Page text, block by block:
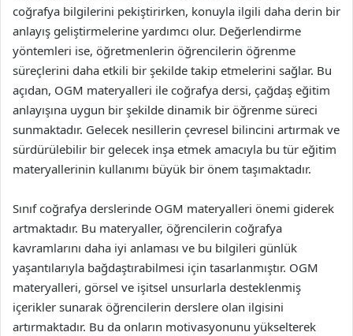
coğrafya bilgilerini pekiştirirken, konuyla ilgili daha derin bir
anlayış geliştirmelerine yardımcı olur. Değerlendirme
yöntemleri ise, öğretmenlerin öğrencilerin öğrenme
süreçlerini daha etkili bir şekilde takip etmelerini sağlar. Bu
açıdan, OGM materyalleri ile coğrafya dersi, çağdaş eğitim
anlayışına uygun bir şekilde dinamik bir öğrenme süreci
sunmaktadır. Gelecek nesillerin çevresel bilincini artırmak ve
sürdürülebilir bir gelecek inşa etmek amacıyla bu tür eğitim
materyallerinin kullanımı büyük bir önem taşımaktadır.
Sınıf coğrafya derslerinde OGM materyalleri önemi giderek
artmaktadır. Bu materyaller, öğrencilerin coğrafya
kavramlarını daha iyi anlaması ve bu bilgileri günlük
yaşantılarıyla bağdaştırabilmesi için tasarlanmıştır. OGM
materyalleri, görsel ve işitsel unsurlarla desteklenmiş
içerikler sunarak öğrencilerin derslere olan ilgisini
artırmaktadır. Bu da onların motivasyonunu yükselterek